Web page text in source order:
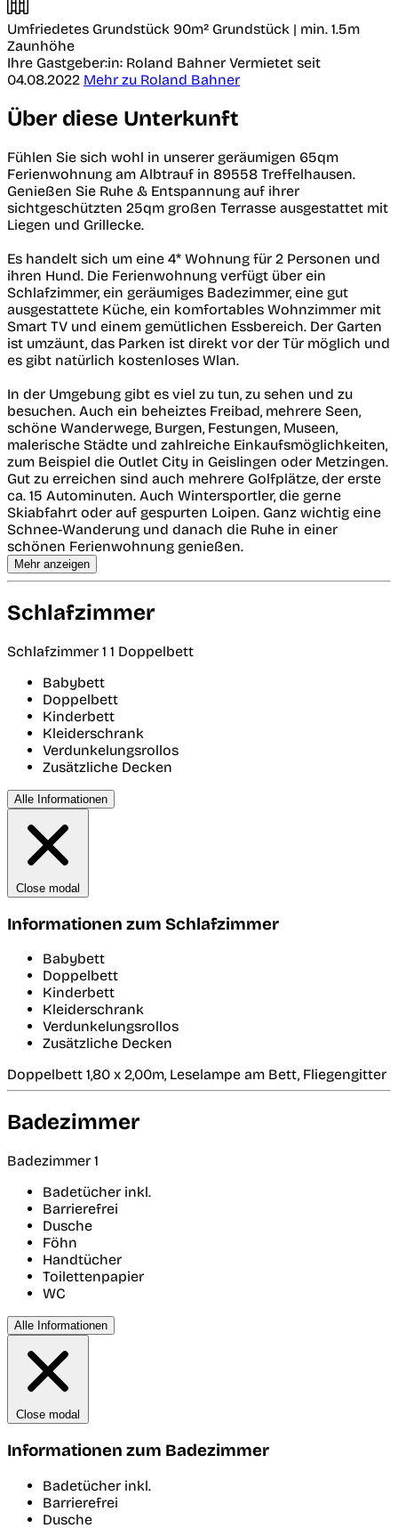
Umfriedetes Grundstück 90m² Grundstück | min. 1.5m
Zaunhöhe
Ihre Gastgeber:in: Roland Bahner Vermietet seit
04.08.2022 Mehr zu Roland Bahner
Über diese Unterkunft
Fühlen Sie sich wohl in unserer geräumigen 65qm
Ferienwohnung am Albtrauf in 89558 Treffelhausen.
Genießen Sie Ruhe & Entspannung auf ihrer
sichtgeschützten 25qm großen Terrasse ausgestattet mit
Liegen und Grillecke.
Es handelt sich um eine 4* Wohnung für 2 Personen und
ihren Hund. Die Ferienwohnung verfügt über ein
Schlafzimmer, ein geräumiges Badezimmer, eine gut
ausgestattete Küche, ein komfortables Wohnzimmer mit
Smart TV und einem gemütlichen Essbereich. Der Garten
ist umzäunt, das Parken ist direkt vor der Tür möglich und
es gibt natürlich kostenloses Wlan.
In der Umgebung gibt es viel zu tun, zu sehen und zu
besuchen. Auch ein beheiztes Freibad, mehrere Seen,
schöne Wanderwege, Burgen, Festungen, Museen,
malerische Städte und zahlreiche Einkaufsmöglichkeiten,
zum Beispiel die Outlet City in Geislingen oder Metzingen.
Gut zu erreichen sind auch mehrere Golfplätze, der erste
ca. 15 Autominuten. Auch Wintersportler, die gerne
Skiabfahrt oder auf gespurten Loipen. Ganz wichtig eine
Schnee-Wanderung und danach die Ruhe in einer
schönen Ferienwohnung genießen.
Mehr anzeigen
Schlafzimmer
Schlafzimmer 1 1 Doppelbett
Babybett
Doppelbett
Kinderbett
Kleiderschrank
Verdunkelungsrollos
Zusätzliche Decken
Alle Informationen
Close modal
Informationen zum Schlafzimmer
Babybett
Doppelbett
Kinderbett
Kleiderschrank
Verdunkelungsrollos
Zusätzliche Decken
Doppelbett 1,80 x 2,00m, Leselampe am Bett, Fliegengitter
Badezimmer
Badezimmer 1
Badetücher inkl.
Barrierefrei
Dusche
Föhn
Handtücher
Toilettenpapier
WC
Alle Informationen
Close modal
Informationen zum Badezimmer
Badetücher inkl.
Barrierefrei
Dusche